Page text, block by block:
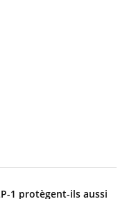
1 protègent-ils aussi